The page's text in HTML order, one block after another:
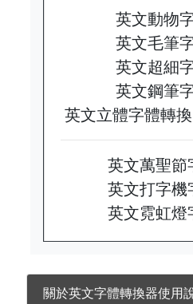
英文動物
英文毛筆
英文超細
英文鋼筆
英文立體字體轉換
英文萬聖節
英文打字機
英文霓虹燈
關於英文字體轉換器使用